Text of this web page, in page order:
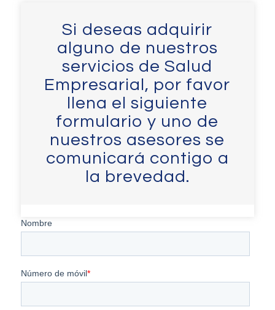
Si deseas adquirir
alguno de nuestros
servicios de Salud
Empresarial, por favor
llena el siguiente
formulario y uno de
nuestros asesores se
comunicará contigo a
la brevedad.